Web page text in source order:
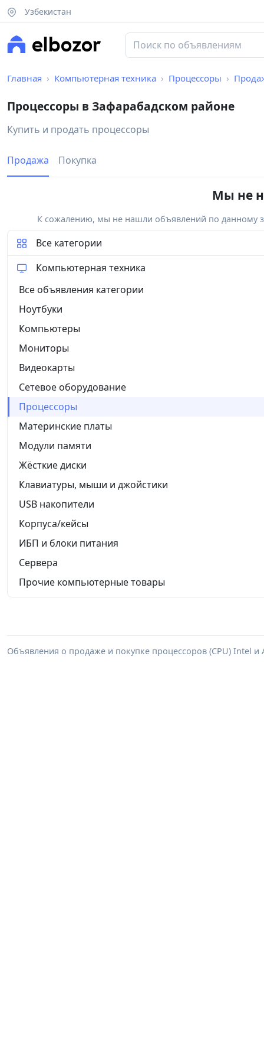
Узбекистан
Главная Компьютерная техника Процессоры
Процессоры в Зафарабадском районе
Купить и продать процессоры
Продажа Покупка
Мы не
К сожалению, мы не нашли объявлений по данному
Все категории
Компьютерная техника
Все объявления категории
Ноутбуки
Компьютеры
Мониторы
Видеокарты
Сетевое оборудование
Процессоры
Материнские платы
Модули памяти
Жёсткие диски
Клавиатуры, мыши и джойстики
USB накопители
Корпуса/кейсы
ИБП и блоки питания
Сервера
Прочие компьютерные товары
Объявления о продаже и покупке процессоров (CPU) Intel